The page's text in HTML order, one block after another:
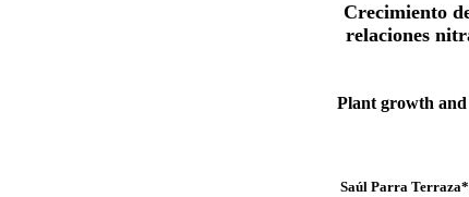
Crecimiento
relaciones
Plant growth
Saúl Parra